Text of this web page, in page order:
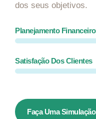
dos seus objetivos.
Planejamento Financeiro
Satisfação Dos Clientes
Faça Uma Simulação